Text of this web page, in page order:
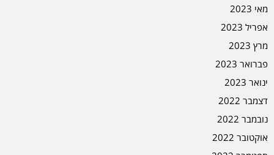
מאי 2023
אפריל 2023
מרץ 2023
פברואר 2023
ינואר 2023
דצמבר 2022
נובמבר 2022
אוקטובר 2022